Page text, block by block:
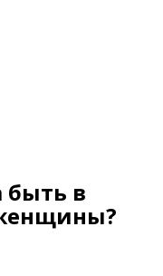
быть в